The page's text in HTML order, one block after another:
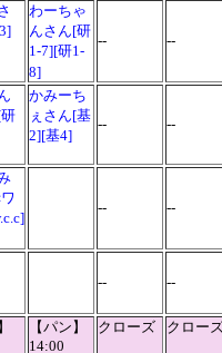
わーちゃ
んさん[研
1-7][研1-
8]
-- --
かみーち
ぇさん[基
2][基4]
-- --
-- --
-- --
【パン】
14:00
クローズ クロー